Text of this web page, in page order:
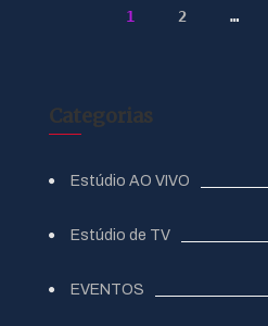
1 2 …
Categorias
Estúdio AO VIVO
Estúdio de TV
EVENTOS